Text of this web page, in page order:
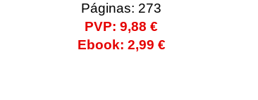
Páginas: 273
PVP: 9,88 €
Ebook: 2,99 €